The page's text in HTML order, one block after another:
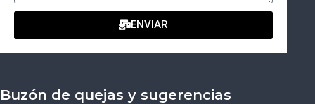
ENVIAR
Buzón de quejas y sugerencias